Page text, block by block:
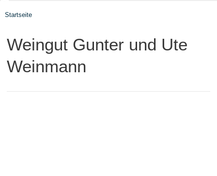
Startseite
Weingut Gunter und Ute
Weinmann